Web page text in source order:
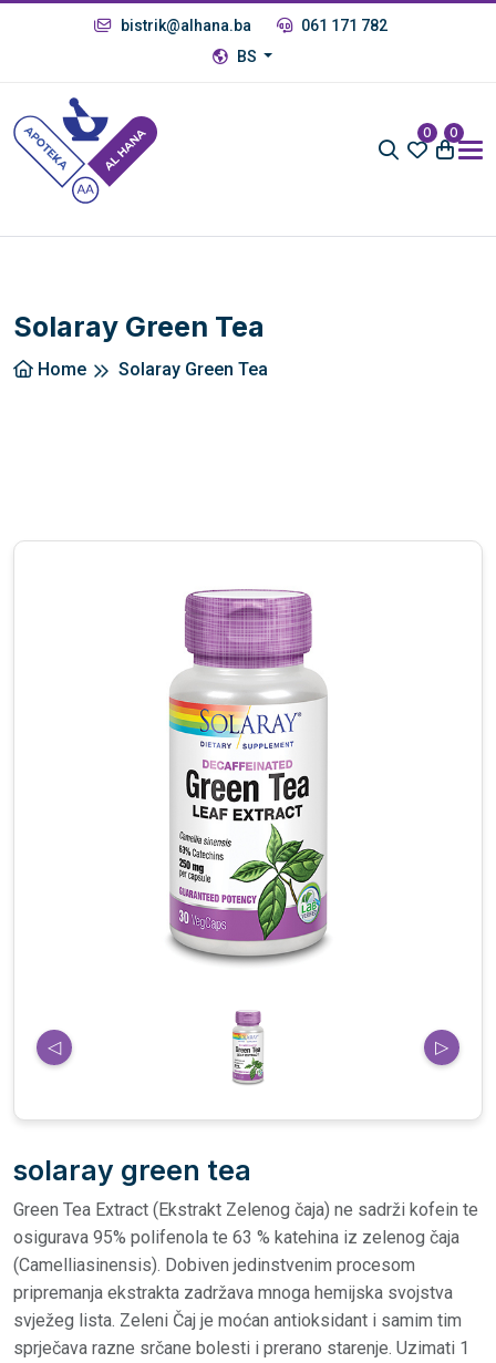
bistrik@alhana.ba
061 171 782
BS
0 0
Solaray Green Tea
Home Solaray Green Tea
◁ ▷
solaray green tea
Green Tea Extract (Ekstrakt Zelenog čaja) ne sadrži kofein te
osigurava 95% polifenola te 63 % katehina iz zelenog čaja
(Camelliasinensis). Dobiven jedinstvenim procesom
pripremanja ekstrakta zadržava mnoga hemijska svojstva
svježeg lista. Zeleni Čaj je moćan antioksidant i samim tim
sprječava razne srčane bolesti i prerano starenje. Uzimati 1